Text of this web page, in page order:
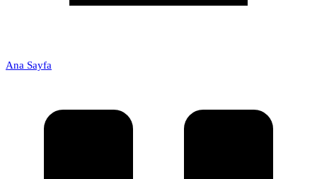
Ana Sayfa